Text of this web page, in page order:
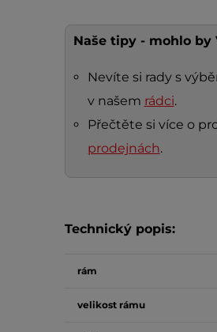
Naše tipy - mohlo by
Nevíte si rady s
v našem rádci.
Přečtěte si více o
prodejnách.
Technický popis:
rám
velikost rámu